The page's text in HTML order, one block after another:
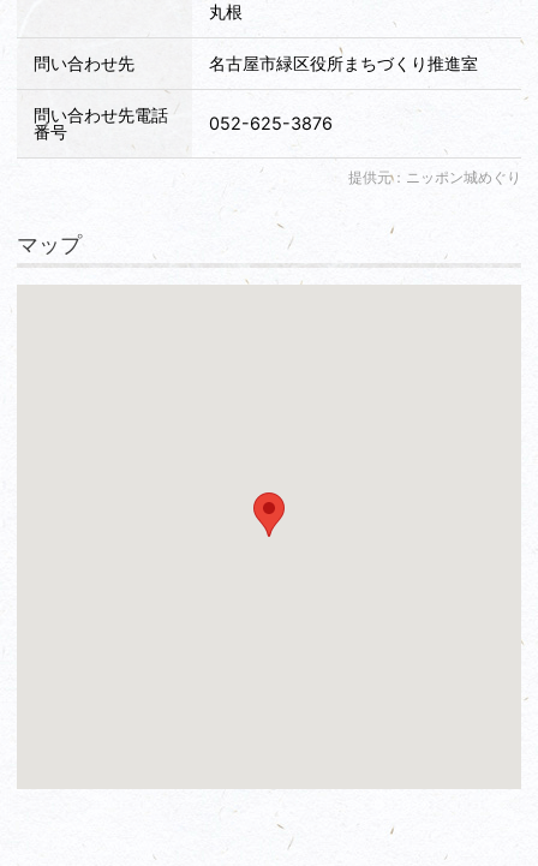
丸根
問い合わせ先 名古屋市緑区役所まちづくり推進室
問い合わせ先電話
番号
052-625-3876
提供元：ニッポン城めぐり
マップ